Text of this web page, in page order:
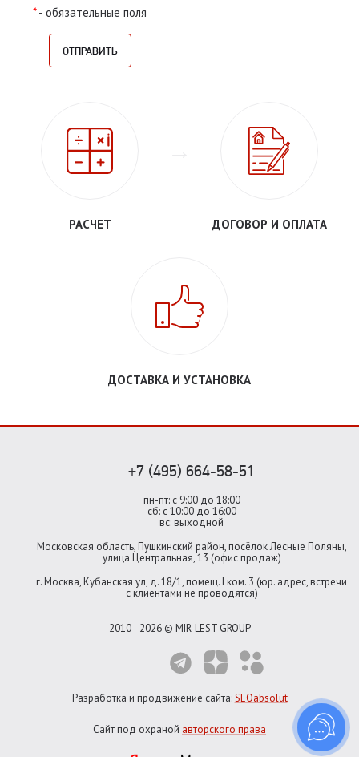
*- обязательные поля
РАСЧЕТ ДОГОВОР И ОПЛАТА
ДОСТАВКА И УСТАНОВКА
+7 (495) 664-58-51
пн-пт: с 9:00 до 18:00
сб: с 10:00 до 16:00
вс: выходной
Московская область, Пушкинский район, посёлок Лесные Поляны,
улица Центральная, 13 (офис продаж)
г. Москва, Кубанская ул, д. 18/1, помещ. I ком. 3 (юр. адрес, встречи
с клиентами не проводятся)
2010–2026 © MIR-LEST GROUP
Разработка и продвижение сайта:SEOabsolut
Сайт под охраной авторского права